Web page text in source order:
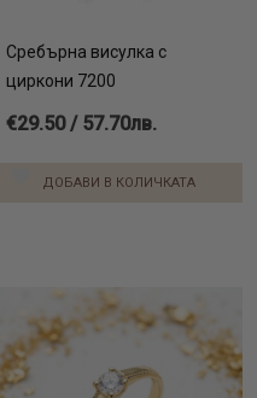
Сребърна висулка с
циркони 7200
€29.50 / 57.70лв.
ДОБАВИ В КОЛИЧКАТА